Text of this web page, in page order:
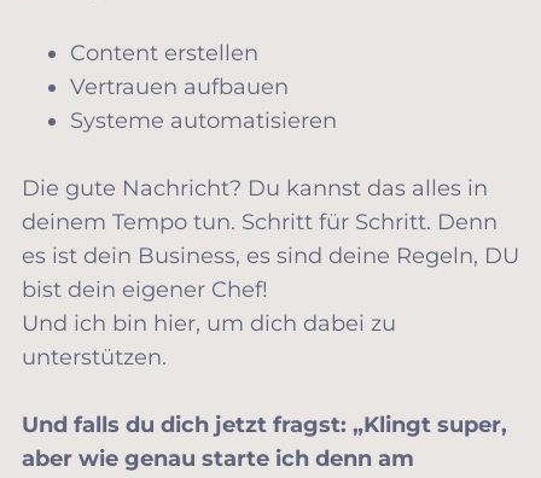
Content erstellen
Vertrauen aufbauen
Systeme automatisieren
Die gute Nachricht? Du kannst das alles in
deinem Tempo tun. Schritt für Schritt. Denn
es ist dein Business, es sind deine Regeln, DU
bist dein eigener Chef!
Und ich bin hier, um dich dabei zu
unterstützen.
Und falls du dich jetzt fragst: „Klingt super,
aber wie genau starte ich denn am